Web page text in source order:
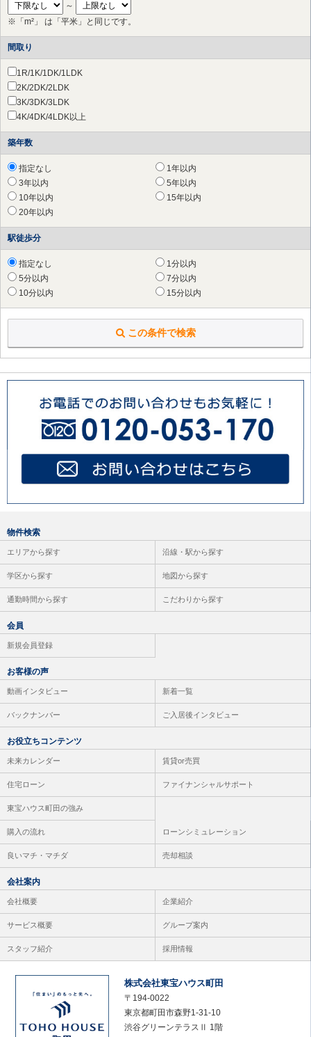
～
※「m²」 は「平米」と同じです。
間取り
1R/1K/1DK/1LDK
2K/2DK/2LDK
3K/3DK/3LDK
4K/4DK/4LDK以上
築年数
指定なし
1年以内
3年以内
5年以内
10年以内
15年以内
20年以内
駅徒歩分
指定なし
1分以内
5分以内
7分以内
10分以内
15分以内
この条件で検索
物件検索
エリアから探す 沿線・駅から探す
学区から探す 地図から探す
通勤時間から探す こだわりから探す
会員
新規会員登録
お客様の声
動画インタビュー 新着一覧
バックナンバー ご入居後インタビュー
お役立ちコンテンツ
未来カレンダー 賃貸or売買
住宅ローン ファイナンシャルサポート
東宝ハウス町田の強み
購入の流れ ローンシミュレーション
良いマチ・マチダ 売却相談
会社案内
会社概要 企業紹介
サービス概要 グループ案内
スタッフ紹介 採用情報
株式会社東宝ハウス町田
〒194-0022
東京都町田市森野1-31-10
渋谷グリーンテラスⅡ 1階